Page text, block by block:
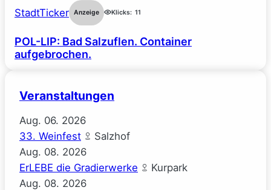
StadtTicker Anzeige Klicks: 11
POL-LIP: Bad Salzuflen. Container
aufgebrochen.
Veranstaltungen
Aug. 06. 2026
33. Weinfest
Salzhof
Aug. 08. 2026
ErLEBE die Gradierwerke
Kurpark
Aug. 08. 2026